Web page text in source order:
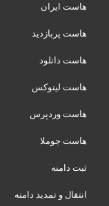
هاست ایران
هاست پربازدید
هاست دانلود
هاست لینوکس
هاست وردپرس
هاست جوملا
ثبت دامنه
انتقال و تمدید دامنه